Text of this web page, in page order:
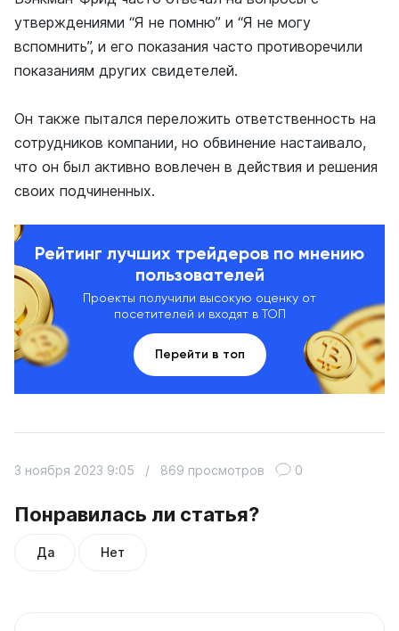
утверждениями “Я не помню” и “Я не могу
вспомнить”, и его показания часто противоречили
показаниям других свидетелей.
Он также пытался переложить ответственность на
сотрудников компании, но обвинение настаивало,
что он был активно вовлечен в действия и решения
своих подчиненных.
Рейтинг лучших трейдеров по мнению
пользователей
Проекты получили высокую оценку от
посетителей и входят в ТОП
Перейти в топ
Понравилась ли статья?
Да Нет
3 ноября 2023 9:05 / 869 просмотров 0